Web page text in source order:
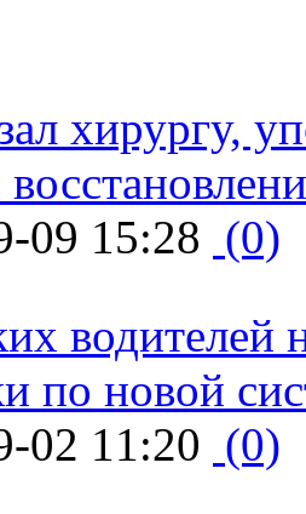
хирургу,
09 15:28 (0)
водителей
по новой
02 11:20 (0)